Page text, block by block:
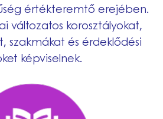
értékteremtő erejében.
változatos korosztályokat,
szakmákat és érdeklődési
képviselnek.